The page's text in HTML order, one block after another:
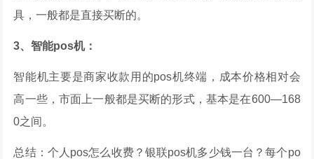
具，一般都是直接买断的。
3、智能pos机：
智能机主要是商家收款用的pos机终端，成本价格相对会
高一些，市面上一般都是买断的形式，基本是在600—168
0之间。
总结：个人pos怎么收费？银联pos机多少钱一台？每个po